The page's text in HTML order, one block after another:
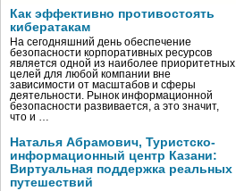
Как эффективно противостоять
кибератакам
На сегодняшний день обеспечение
безопасности корпоративных ресурсов
является одной из наиболее приоритетных
целей для любой компании вне
зависимости от масштабов и сферы
деятельности. Рынок информационной
безопасности развивается, а это значит,
что и …
Наталья Абрамович, Туристско-
информационный центр Казани:
Виртуальная поддержка реальных
путешествий